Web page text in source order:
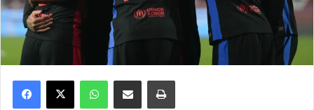
Facebook
X WhatsAppCompartir por correo electrónicoImprimir